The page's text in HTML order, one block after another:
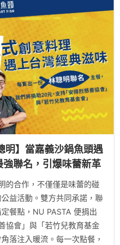
明】當嘉義沙鍋魚頭遇
聯名，引爆味蕾新革
的合作，不僅僅是味蕾的碰
益活動。雙方共同承諾，聯
餐點，NU PASTA 便捐出
協會」與「若竹兒教育基金
落注入暖流。每一次點餐，